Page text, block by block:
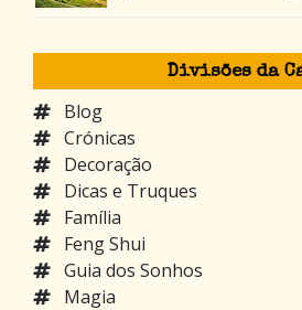
Divisões da
Blog
Crónicas
Decoração
Dicas e Truques
Família
Feng Shui
Guia dos Sonhos
Magia